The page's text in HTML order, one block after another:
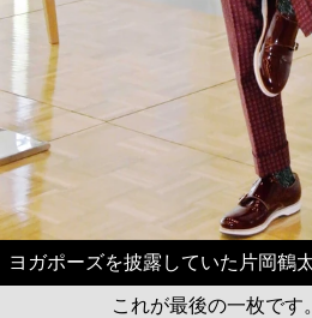
ヨガポーズを披露していた片岡鶴
これが最後の一枚です